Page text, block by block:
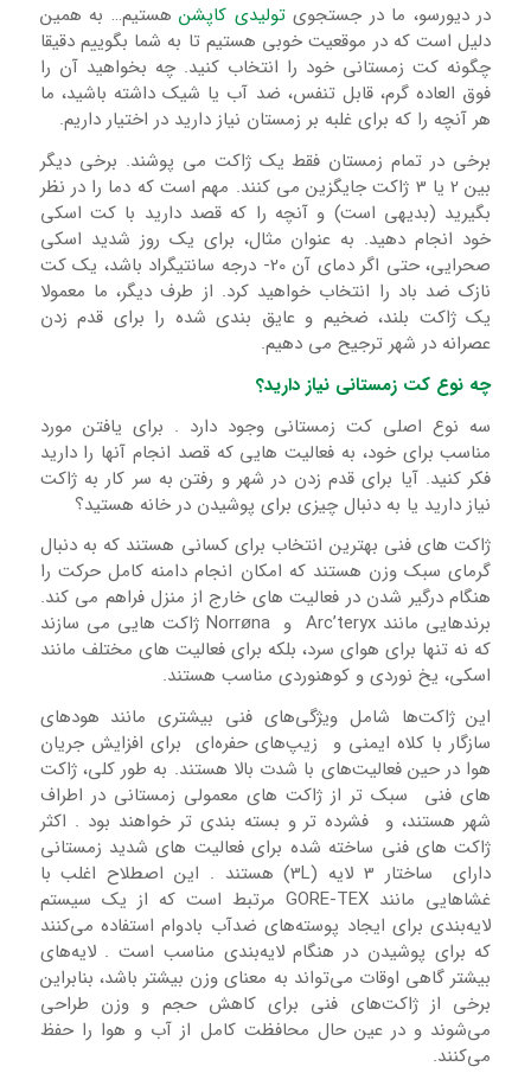
در دیورسو، ما در جستجویتولیدی کاپشنهستیم… به همین
دلیل است که در موقعیت خوبی هستیم تا به شما بگوییم دقیقا
چگونه کت زمستانی خود را انتخاب کنید. چه بخواهید آن را
فوق العاده گرم، قابل تنفس، ضد آب یا شیک داشته باشید، ما
هر آنچه را که برای غلبه بر زمستان نیاز دارید در اختیار داریم.
برخی در تمام زمستان فقط یک ژاکت می پوشند. برخی دیگر
بین 2 یا 3 ژاکت جایگزین می کنند. مهم است که دما را در نظر
بگیرید (بدیهی است) و آنچه را که قصد دارید با کت اسکی
خود انجام دهید. به عنوان مثال، برای یک روز شدید اسکی
صحرایی، حتی اگر دمای آن 20- درجه سانتیگراد باشد، یک کت
نازک ضد باد را انتخاب خواهید کرد. از طرف دیگر، ما معمولا
یک ژاکت بلند، ضخیم و عایق بندی شده را برای قدم زدن
عصرانه در شهر ترجیح می دهیم.
چه نوع کت زمستانی نیاز دارید؟
سه نوع اصلی کت زمستانی وجود دارد . برای یافتن مورد
مناسب برای خود، به فعالیت هایی که قصد انجام آنها را دارید
فکر کنید. آیا برای قدم زدن در شهر و رفتن به سر کار به ژاکت
نیاز دارید یا به دنبال چیزی برای پوشیدن در خانه هستید؟
ژاکت های فنی بهترین انتخاب برای کسانی هستند که به دنبال
گرمای سبک وزن هستند که امکان انجام دامنه کامل حرکت را
هنگام درگیر شدن در فعالیت های خارج از منزل فراهم می کند.
برندهایی مانند Arc’teryx و Norrøna ژاکت هایی می سازند
که نه تنها برای هوای سرد، بلکه برای فعالیت های مختلف مانند
اسکی، یخ نوردی و کوهنوردی مناسب هستند.
این ژاکت‌ها شامل ویژگی‌های فنی بیشتری مانند هودهای
سازگار با کلاه ایمنی و زیپ‌های حفره‌ای برای افزایش جریان
هوا در حین فعالیت‌های با شدت بالا هستند. به طور کلی، ژاکت
های فنی سبک تر از ژاکت های معمولی زمستانی در اطراف
شهر هستند، و فشرده تر و بسته بندی تر خواهند بود . اکثر
ژاکت های فنی ساخته شده برای فعالیت های شدید زمستانی
دارای ساختار 3 لایه (3L) هستند . این اصطلاح اغلب با
غشاهایی مانند GORE-TEX مرتبط است که از یک سیستم
لایه‌بندی برای ایجاد پوسته‌های ضدآب بادوام استفاده می‌کنند
که برای پوشیدن در هنگام لایه‌بندی مناسب است . لایه‌های
بیشتر گاهی اوقات می‌تواند به معنای وزن بیشتر باشد، بنابراین
برخی از ژاکت‌های فنی برای کاهش حجم و وزن طراحی
می‌شوند و در عین حال محافظت کامل از آب و هوا را حفظ
می‌کنند.